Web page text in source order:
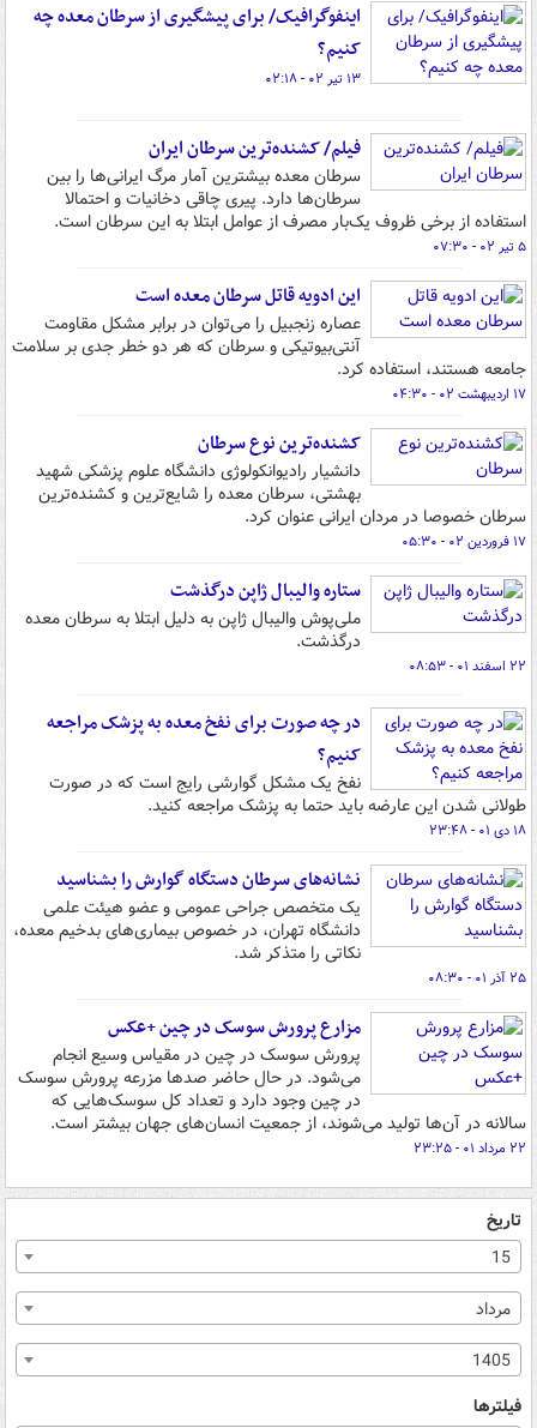
اینفوگرافیک/ برای پیشگیری از سرطان معده چه
کنیم؟
۱۳ تیر ۰۲ - ۰۲:۱۸
فیلم/ کشنده‌ترین سرطان ایران
سرطان معده بیشترین آمار مرگ ایرانی‌ها را بین
سرطان‌ها دارد. پیری چاقی دخانیات و احتمالا
استفاده از برخی ظروف یک‌بار مصرف از عوامل ابتلا به این سرطان است.
۵ تیر ۰۲ - ۰۷:۳۰
این ادویه قاتل سرطان معده است
عصاره زنجبیل را می‌توان در برابر مشکل مقاومت
آنتی‌بیوتیکی و سرطان که هر دو خطر جدی بر سلامت
جامعه هستند، استفاده کرد.
۱۷ اردیبهشت ۰۲ - ۰۴:۳۰
کشنده‌ترین نوع سرطان
دانشیار رادیوانکولوژی دانشگاه علوم پزشکی شهید
بهشتی، سرطان معده را شایع‌ترین و کشنده‌ترین
سرطان خصوصا در مردان ایرانی عنوان کرد.
۱۷ فروردین ۰۲ - ۰۵:۳۰
ستاره والیبال ژاپن درگذشت
ملی‌پوش والیبال ژاپن به دلیل ابتلا به سرطان معده
درگذشت.
۲۲ اسفند ۰۱ - ۰۸:۵۳
در چه صورت برای نفخ معده به پزشک مراجعه
کنیم؟
نفخ یک مشکل گوارشی رایج است که در صورت
طولانی شدن این عارضه باید حتما به پزشک مراجعه کنید.
۱۸ دی ۰۱ - ۲۳:۴۸
نشانه‌های سرطان دستگاه گوارش را بشناسید
یک متخصص جراحی عمومی و عضو هیئت علمی
دانشگاه تهران، در خصوص بیماری‌های بدخیم معده،
نکاتی را متذکر شد.
۲۵ آذر ۰۱ - ۰۸:۳۰
مزارع پرورش سوسک در چین +عکس
پرورش سوسک در چین در مقیاس وسیع انجام
می‌شود. در حال حاضر صدها مزرعه پرورش سوسک
در چین وجود دارد و تعداد کل سوسک‌هایی که
سالانه در آن‌ها تولید می‌شوند، از جمعیت انسان‌های جهان بیشتر است.
۲۲ مرداد ۰۱ - ۲۳:۲۵
تاریخ
15
مرداد
1405
فیلترها